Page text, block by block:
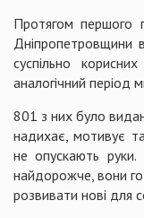
Протягом першого
Дніпропетровщини
суспільно
аналогічний період
801 з них було
надихає, мотивує
не опускають
найдорожче, вони
розвивати нові для